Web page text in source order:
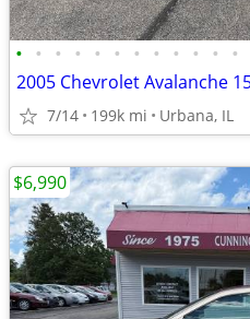
• • • • • • • • • • • •
7/14 199k mi Urbana, IL
$6,990